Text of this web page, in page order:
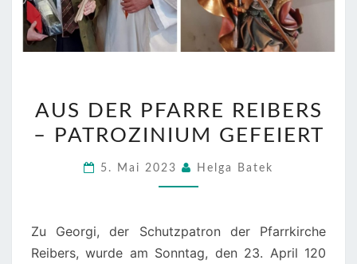
DER
PFARRE
AUS DER PFARRE REIBERS
– PATROZINIUM GEFEIERT
5. Mai 2023 Helga Batek
Zu Georgi, der Schutzpatron der Pfarrkirche
Reibers, wurde am Sonntag, den 23. April 120